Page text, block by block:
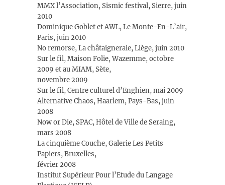
MMX l’Association, Sismic festival, Sierre, juin
2010
Dominique Goblet et AWL, Le Monte-En-L’air,
Paris, juin 2010
No remorse, La châtaigneraie, Liège, juin 2010
Sur le fil, Maison Folie, Wazemme, octobre
2009 et au MIAM, Sète,
novembre 2009
Sur le fil, Centre culturel d’Enghien, mai 2009
Alternative Chaos, Haarlem, Pays-Bas, juin
2008
Now or Die, SPAC, Hôtel de Ville de Seraing,
mars 2008
La cinquième Couche, Galerie Les Petits
Papiers, Bruxelles,
février 2008
Institut Supérieur Pour l’Etude du Langage